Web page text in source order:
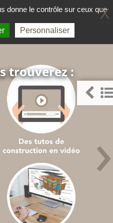
pour faire comme un
trouverez :
›
donne le contrôle sur ceux que
Personnaliser
X